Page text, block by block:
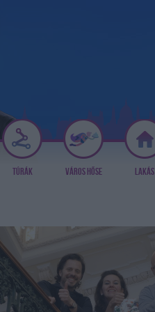
TÚRÁK VÁROS HŐSE LAKÁS